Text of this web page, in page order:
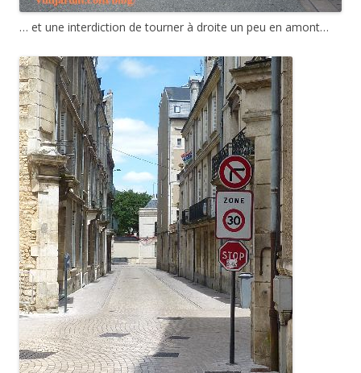
… et une interdiction de tourner à droite un peu en amont…